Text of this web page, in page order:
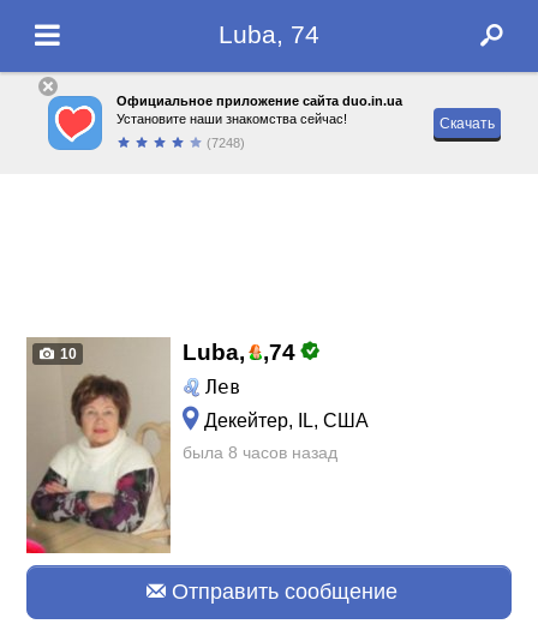
Luba, 74
Официальное приложение сайта duo.in.ua
Установите наши знакомства сейчас!
(7248)
Скачать
10 Luba, ,74
Лев
Декейтер, IL, США
была 8 часов назад
Отправить сообщение